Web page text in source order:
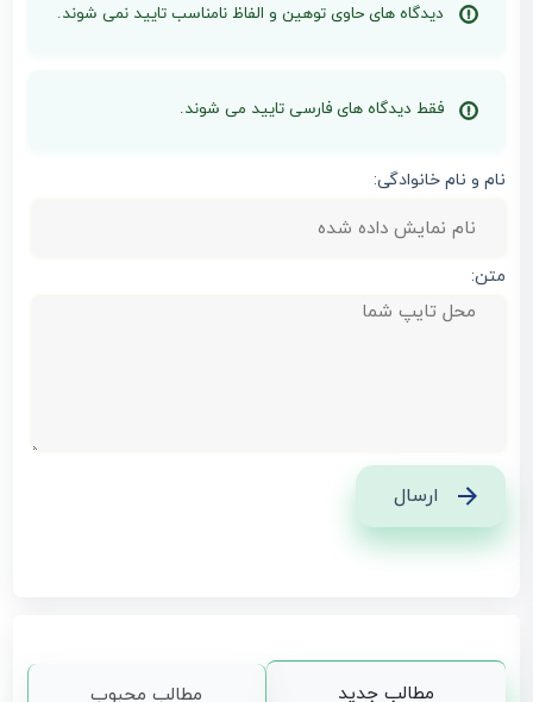
دیدگاه های حاوی توهین و الفاظ نامناسب تایید نمی شوند.
فقط دیدگاه های فارسی تایید می شوند.
نام و نام خانوادگی:
متن:
ارسال
مطالب محبوب مطالب جدید